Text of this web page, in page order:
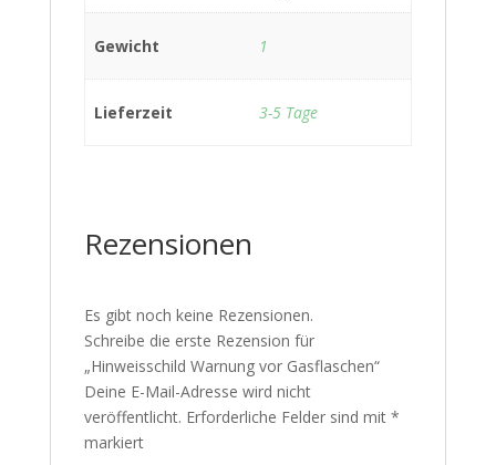
Gewicht 1
Lieferzeit 3-5 Tage
Rezensionen
Es gibt noch keine Rezensionen.
Schreibe die erste Rezension für
„Hinweisschild Warnung vor Gasflaschen“
Deine E-Mail-Adresse wird nicht
veröffentlicht. Erforderliche Felder sind mit *
markiert